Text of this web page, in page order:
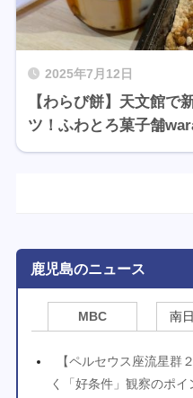
2025年7月12日
【わらび餅】天文館で
ツ！ふわとろ菓子舗
鹿児島のニュース
MBC 南
【ペルセウス座流星群
く「好条件」観察のポ